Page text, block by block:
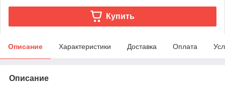
Купить
Описание Характеристики Доставка Оплата
Описание